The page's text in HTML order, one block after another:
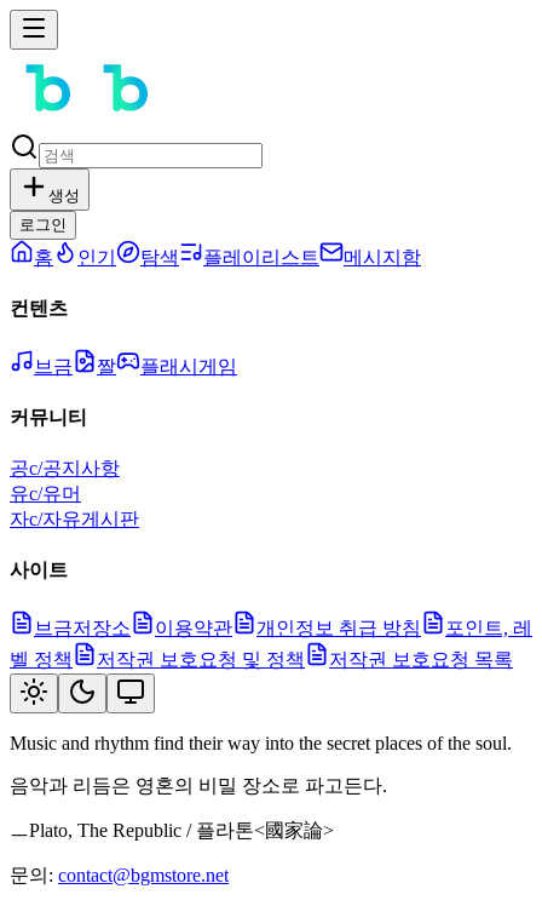
생성
로그인
홈 인기 탐색 플레이리스트 메시지함
컨텐츠
브금 짤 플래시게임
커뮤니티
공c/공지사항
유c/유머
자c/자유게시판
사이트
브금저장소 이용약관 개인정보 취급 방침
포인트, 레
벨 정책
저작권 보호요청 및 정책 저작권 보호요청 목록
Music and rhythm find their way into the secret places of the soul.
음악과 리듬은 영혼의 비밀 장소로 파고든다.
ㅡPlato, The Republic / 플라톤<國家論>
문의: contact@bgmstore.net